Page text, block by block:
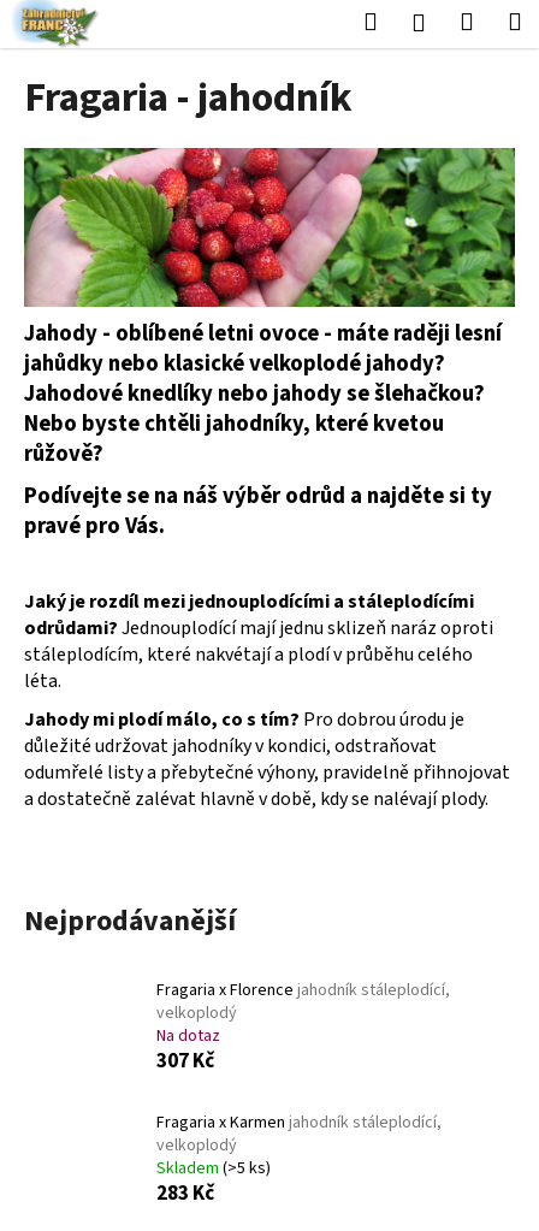
Přejít
na
obsah
HledatPřihlášení
Fragaria - jahodník
Jahody - oblíbené letni ovoce - máte raději lesní
jahůdky nebo klasické velkoplodé jahody?
Jahodové knedlíky nebo jahody se šlehačkou?
Nebo byste chtěli jahodníky, které kvetou
růžově?
Podívejte se na náš výběr odrůd a najděte si ty
pravé pro Vás.
Jaký je rozdíl mezi jednouplodícími a stáleplodícími
odrůdami?Jednouplodící mají jednu sklizeň naráz oproti
stáleplodícím, které nakvétají a plodí v průběhu celého
léta.
Jahody mi plodí málo, co s tím? Pro dobrou úrodu je
důležité udržovat jahodníky v kondici, odstraňovat
odumřelé listy a přebytečné výhony, pravidelně přihnojovat
a dostatečně zalévat hlavně v době, kdy se nalévají plody.
Nejprodávanější
Fragaria x Florence jahodník stáleplodící,
velkoplodý
Na dotaz
307 Kč
Fragaria x Karmen jahodník stáleplodící,
velkoplodý
Skladem (>5 ks)
283 Kč
K
o
o
p
o
t
ř
e
b
u
j
e
e
n
j
í
t
?
D